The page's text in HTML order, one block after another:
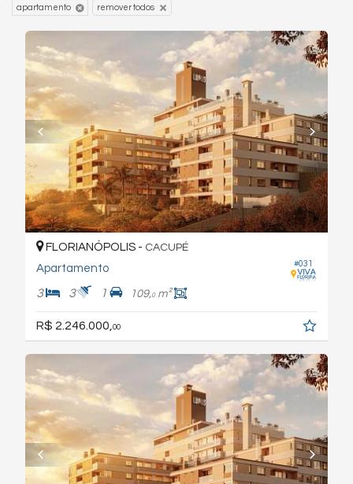
apartamento remover todos
#031
FLORIANÓPOLIS - CACUPÉ
Apartamento
3 3 1 109,0m²
R$ 2.246.000, 00